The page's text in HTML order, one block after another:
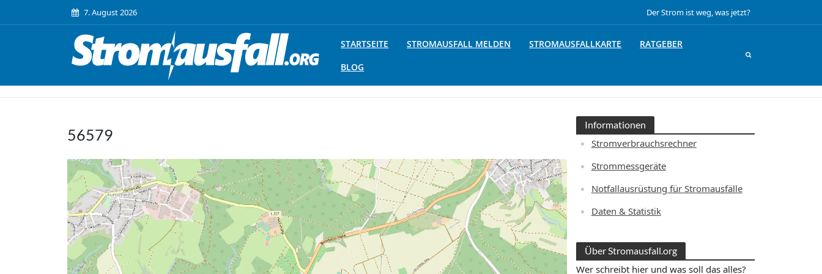
7. August 2026 Der Strom ist weg, was jetzt?
STARTSEITE STROMAUSFALL MELDEN STROMAUSFALLKARTE
RATGEBER
BLOG
56579
Informationen
Stromverbrauchsrechner
Strommessgeräte
Notfallausrüstung für Stromausfälle
Daten & Statistik
Über Stromausfall.org
Wer schreibt hier und was soll das alles?